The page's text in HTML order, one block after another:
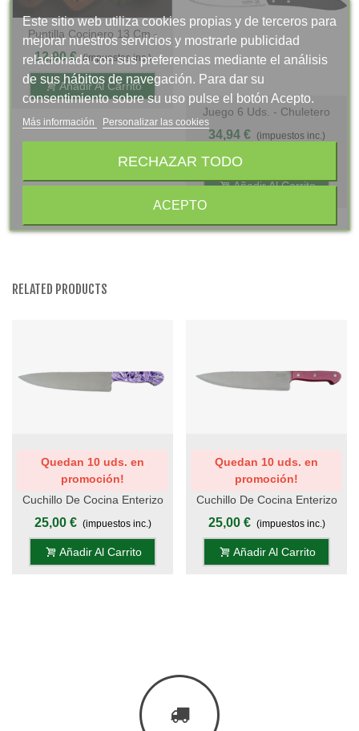
Puntilla Cocinero 13 Cm -
Mango Pom,Display -
S.Valentina
12,90 € (impuestos inc.)
Añadir Al Carrito
Juego 6 Uds. - Chuletero
Vasco STILETTO 12 Cm -
Mango Phenolkraft
34,94 €
(impuestos inc.)
Añadir Al Carrito
RELATED PRODUCTS
Quedan 10 uds. en
promoción!
Cuchillo De Cocina Enterizo
25 Cm - Mango Metacrilato
25,00 € (impuestos inc.)
Añadir Al Carrito
Quedan 10 uds. en
promoción!
Cuchillo De Cocina Enterizo
25 Cm - Mango Metacrilato
25,00 € (impuestos inc.)
Añadir Al Carrito
Este sitio web utiliza cookies propias y de terceros para
mejorar nuestros servicios y mostrarle publicidad
relacionada con sus preferencias mediante el análisis
de sus hábitos de navegación. Para dar su
consentimiento sobre su uso pulse el botón Acepto.
Más información Personalizar las cookies
RECHAZAR TODO
ACEPTO